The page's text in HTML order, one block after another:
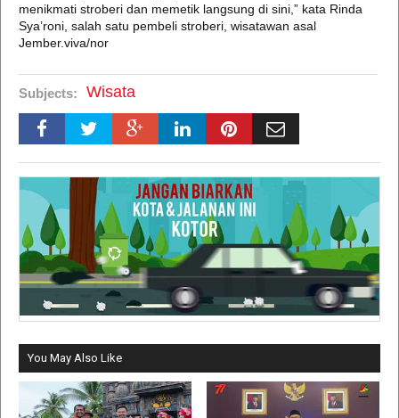
menikmati stroberi dan memetik langsung di sini,” kata Rinda
Sya’roni, salah satu pembeli stroberi, wisatawan asal
Jember.viva/nor
Subjects: Wisata
You May Also Like